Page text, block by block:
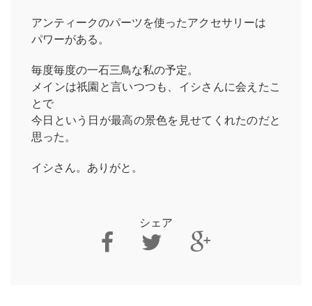
VOICE GALLERY
アンティークのパーツを使ったアクセサリーは
パワーがある。
毎度毎度の一石三鳥な私の予定。
メインは祇園と言いつつも、イシさんに会えたこ
とで
今日という日が最高の景色を見せてくれたのだと
思った。
イシさん。ありがと。
シェア